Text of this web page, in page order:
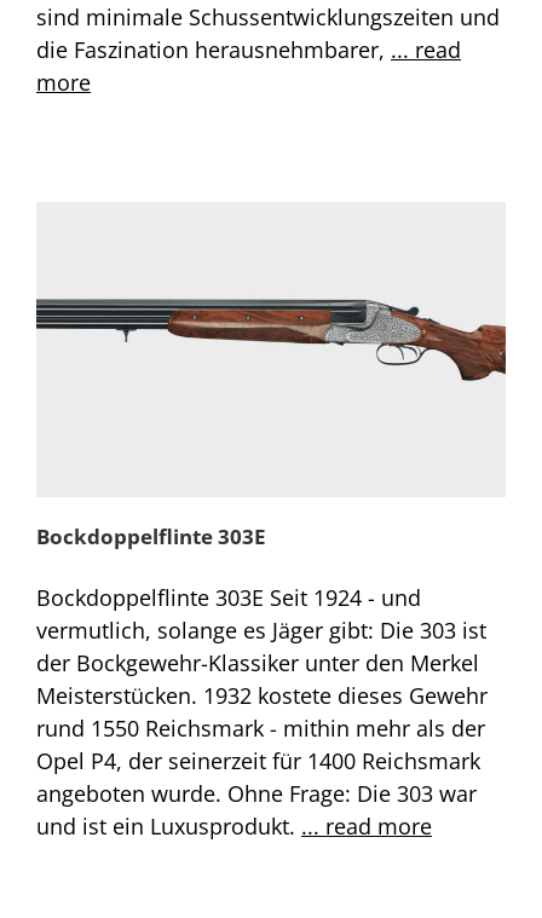
sind minimale Schussentwicklungszeiten und
die Faszination herausnehmbarer, ... read
more
Bockdoppelflinte 303E
Bockdoppelflinte 303E Seit 1924 - und
vermutlich, solange es Jäger gibt: Die 303 ist
der Bockgewehr-Klassiker unter den Merkel
Meisterstücken. 1932 kostete dieses Gewehr
rund 1550 Reichsmark - mithin mehr als der
Opel P4, der seinerzeit für 1400 Reichsmark
angeboten wurde. Ohne Frage: Die 303 war
und ist ein Luxusprodukt. ... read more